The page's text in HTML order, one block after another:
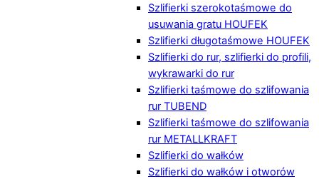
Szlifierki szerokotaśmowe do
usuwania gratu HOUFEK
Szlifierki długotaśmowe HOUFEK
Szlifierki do rur, szlifierki do profili,
wykrawarki do rur
Szlifierki taśmowe do szlifowania
rur TUBEND
Szlifierki taśmowe do szlifowania
rur METALLKRAFT
Szlifierki do wałków
Szlifierki do wałków i otworów